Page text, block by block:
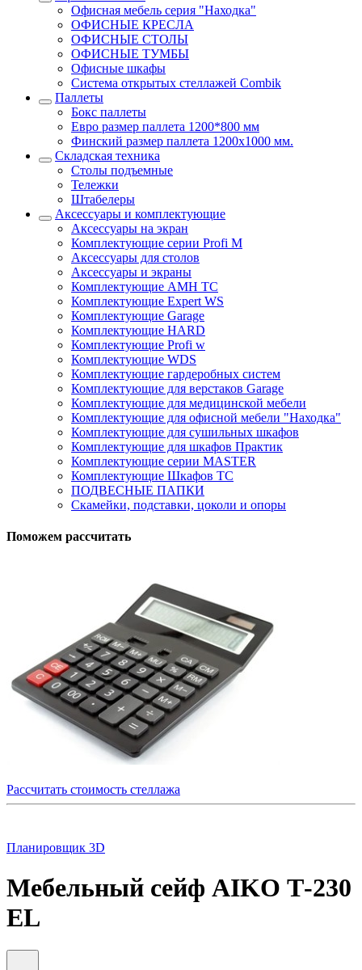
Офисная мебель серия "Находка"
ОФИСНЫЕ КРЕСЛА
ОФИСНЫЕ СТОЛЫ
ОФИСНЫЕ ТУМБЫ
Офисные шкафы
Система открытых стеллажей Combik
Паллеты
Бокс паллеты
Евро размер паллета 1200*800 мм
Финский размер паллета 1200х1000 мм.
Складская техника
Столы подъемные
Тележки
Штабелеры
Аксессуары и комплектующие
Аксессуары на экран
Комплектующие серии Profi M
Аксессуары для столов
Аксессуары и экраны
Комплектующие AMH TC
Комплектующие Expert WS
Комплектующие Garage
Комплектующие HARD
Комплектующие Profi w
Комплектующие WDS
Комплектующие гардеробных систем
Комплектующие для верстаков Garage
Комплектующие для медицинской мебели
Комплектующие для офисной мебели "Находка"
Комплектующие для сушильных шкафов
Комплектующие для шкафов Практик
Комплектующие серии MASTER
Комплектующие Шкафов ТС
ПОДВЕСНЫЕ ПАПКИ
Скамейки, подставки, цоколи и опоры
Поможем рассчитать
Рассчитать стоимость стеллажа
Планировщик 3D
Мебельный сейф AIKO Т-230
EL